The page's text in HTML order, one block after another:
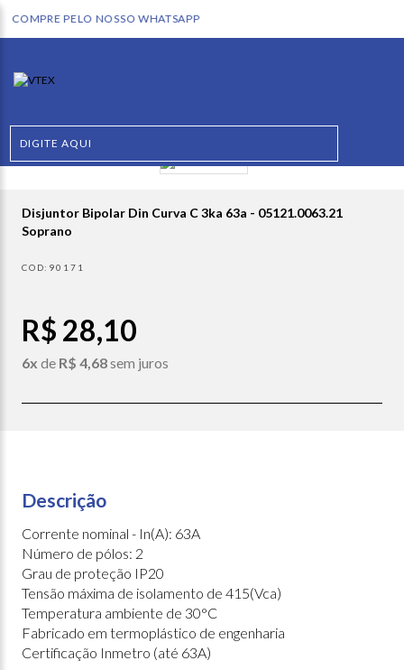
Disjuntor Bipolar Din Curva C 3ka 63a - 05121.0063.21
Soprano
90171
R$ 28,10
6x de R$ 4,68sem juros
Descrição
Corrente nominal - In(A): 63A
Número de pólos: 2
Grau de proteção IP20
Tensão máxima de isolamento de 415(Vca)
Temperatura ambiente de 30°C
Fabricado em termoplástico de engenharia
Certificação Inmetro (até 63A)